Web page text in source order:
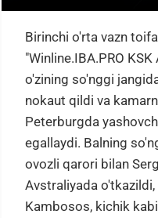
Birinchi o'rta vazn
"Winline.IBA.PRO
o'zining so'nggi
nokaut qildi va
Peterburgda
egallaydi. Balning
ovozli qarori bilan
Avstraliyada
Kambosos, kichik